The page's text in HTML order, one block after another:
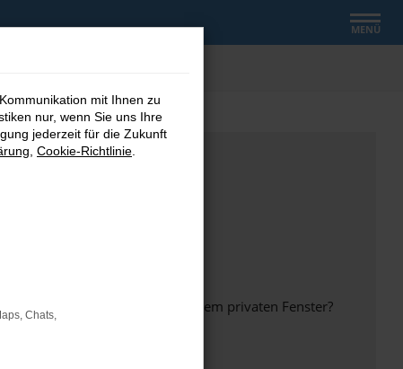
MENÜ
anderen Browser oder in einem privaten Fenster?
mit Ihnen zu
nur, wenn Sie uns Ihre
jederzeit für die Zukunft
Cookie-Richtlinie
Chats,